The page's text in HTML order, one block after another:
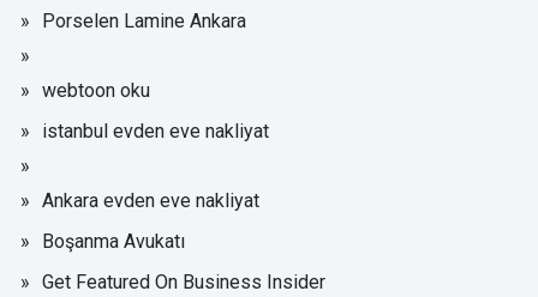
Porselen Lamine Ankara
webtoon oku
istanbul evden eve nakliyat
Ankara evden eve nakliyat
Boşanma Avukatı
Get Featured On Business Insider